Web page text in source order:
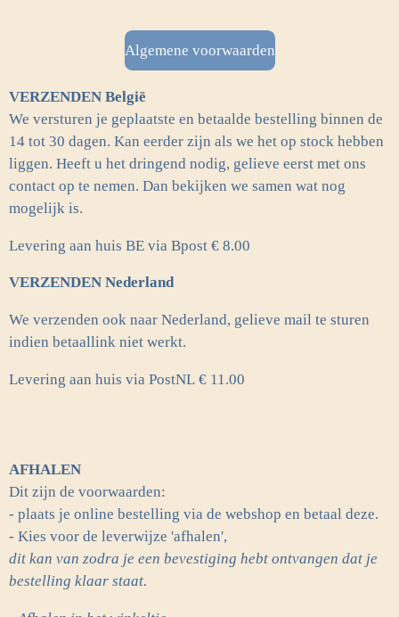
k
a
m
Algemene voorwaarden
VERZENDEN België
We versturen je geplaatste en betaalde bestelling binnen de
14 tot 30 dagen. Kan eerder zijn als we het op stock hebben
liggen. Heeft u het dringend nodig, gelieve eerst met ons
contact op te nemen. Dan bekijken we samen wat nog
mogelijk is.
Levering aan huis BE via Bpost € 8.00
VERZENDEN Nederland
We verzenden ook naar Nederland, gelieve mail te sturen
indien betaallink niet werkt.
Levering aan huis via PostNL € 11.00
AFHALEN
Dit zijn de voorwaarden:
- plaats je online bestelling via de webshop en betaal deze.
- Kies voor de leverwijze 'afhalen',
dit kan van zodra je een bevestiging hebt ontvangen dat je
bestelling klaar staat.